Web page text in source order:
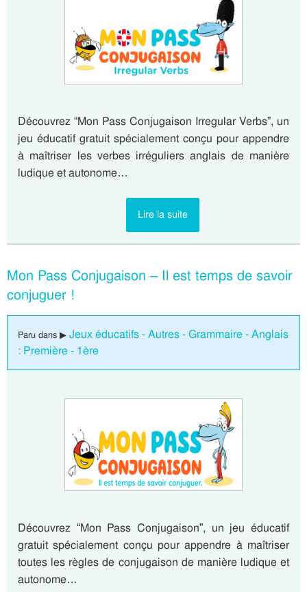
Découvrez “Mon Pass Conjugaison Irregular Verbs”, un
jeu éducatif gratuit spécialement conçu pour appendre
à maîtriser les verbes irréguliers anglais de manière
ludique et autonome…
Lire la suite
Mon Pass Conjugaison – Il est temps de savoir
conjuguer !
Paru dans ▶ Jeux éducatifs - Autres - Grammaire - Anglais
: Première - 1ère
Découvrez “Mon Pass Conjugaison”, un jeu éducatif
gratuit spécialement conçu pour appendre à maîtriser
toutes les règles de conjugaison de manière ludique et
autonome…